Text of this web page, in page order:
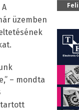
üzemben
– mondta
tartott